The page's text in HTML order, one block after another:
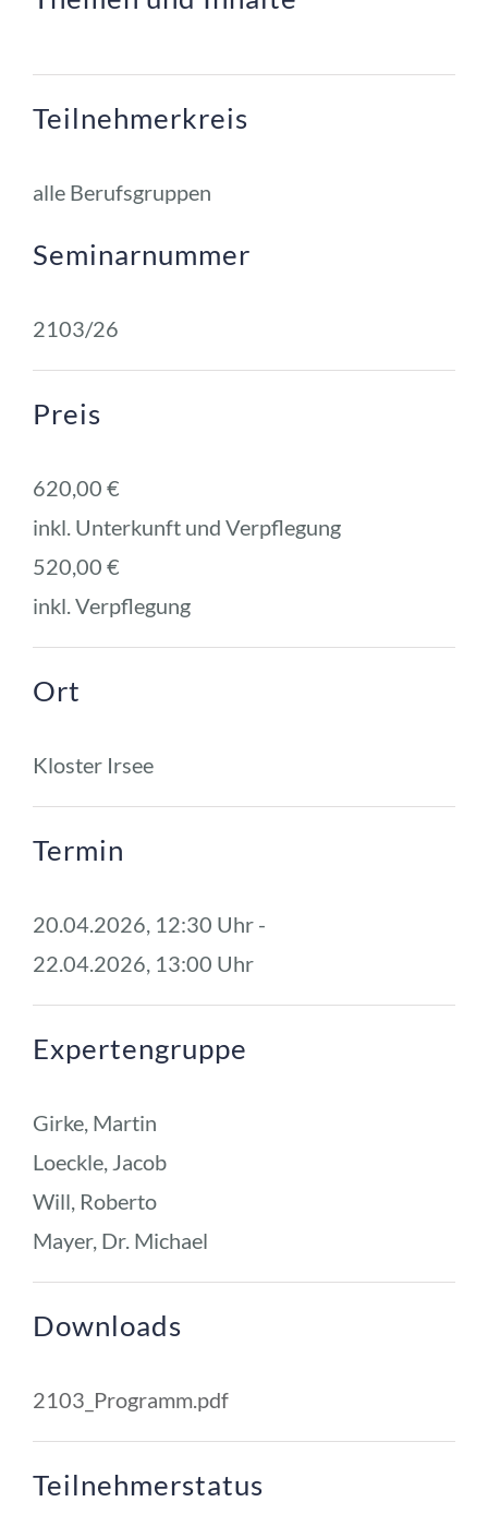
Teilnehmerkreis
alle Berufsgruppen
Seminarnummer
2103/26
Preis
620,00 €
inkl. Unterkunft und Verpflegung
520,00 €
inkl. Verpflegung
Ort
Kloster Irsee
Termin
20.04.2026, 12:30 Uhr -
22.04.2026, 13:00 Uhr
Expertengruppe
Girke, Martin
Loeckle, Jacob
Will, Roberto
Mayer, Dr. Michael
Downloads
2103_Programm.pdf
Teilnehmerstatus